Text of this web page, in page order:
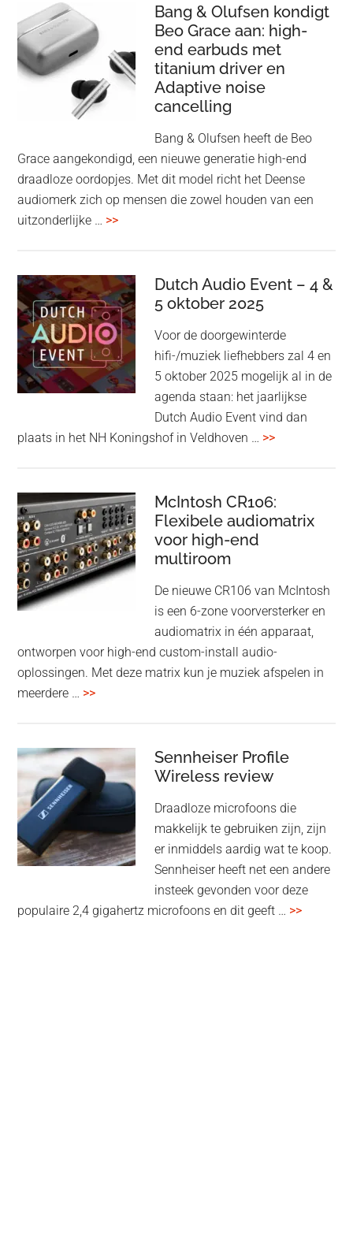
nu
ook
in
‘lossless’
kwaliteit
Bang & Olufsen kondigt
Beo Grace aan: high-
end earbuds met
titanium driver en
Adaptive noise
cancelling
Bang & Olufsen heeft de Beo
Grace aangekondigd, een nieuwe generatie high-end
draadloze oordopjes. Met dit model richt het Deense
audiomerk zich op mensen die zowel houden van een
uitzonderlijke … >>overBang
kondigt
Beo
Grace
aan:
high-
end
earbuds
titanium
Adaptive
noise
cancelling
Dutch Audio Event – 4 &
5 oktober 2025
Voor de doorgewinterde
hifi-/muziek liefhebbers zal 4 en
5 oktober 2025 mogelijk al in de
agenda staan: het jaarlijkse
Dutch Audio Event vind dan
plaats in het NH Koningshof in Veldhoven … >>overDutch
–
4
McIntosh CR106:
Flexibele audiomatrix
voor high-end
multiroom
De nieuwe CR106 van McIntosh
is een 6-zone voorversterker en
audiomatrix in één apparaat,
ontworpen voor high-end custom-install audio-
oplossingen. Met deze matrix kun je muziek afspelen in
meerdere … >>overMcIntosh
audiomatrix
voor
high-
end
multiroom
Sennheiser Profile
Wireless review
Draadloze microfoons die
makkelijk te gebruiken zijn, zijn
er inmiddels aardig wat te koop.
Sennheiser heeft net een andere
insteek gevonden voor deze
populaire 2,4 gigahertz microfoons en dit geeft … >>